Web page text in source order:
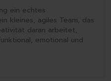
ein echtes
kleines, agiles Team, das
daran arbeitet,
emotional und